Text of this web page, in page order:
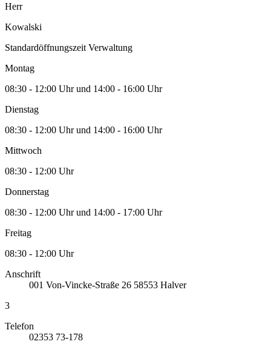
Herr
Kowalski
Standardöffnungszeit Verwaltung
Montag
08:30 - 12:00 Uhr und 14:00 - 16:00 Uhr
Dienstag
08:30 - 12:00 Uhr und 14:00 - 16:00 Uhr
Mittwoch
08:30 - 12:00 Uhr
Donnerstag
08:30 - 12:00 Uhr und 14:00 - 17:00 Uhr
Freitag
08:30 - 12:00 Uhr
Anschrift
001 Von-Vincke-Straße 26 58553 Halver
3
Telefon
02353 73-178